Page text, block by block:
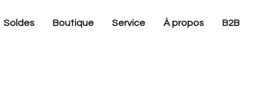
Soldes Boutique Service À propos B2B